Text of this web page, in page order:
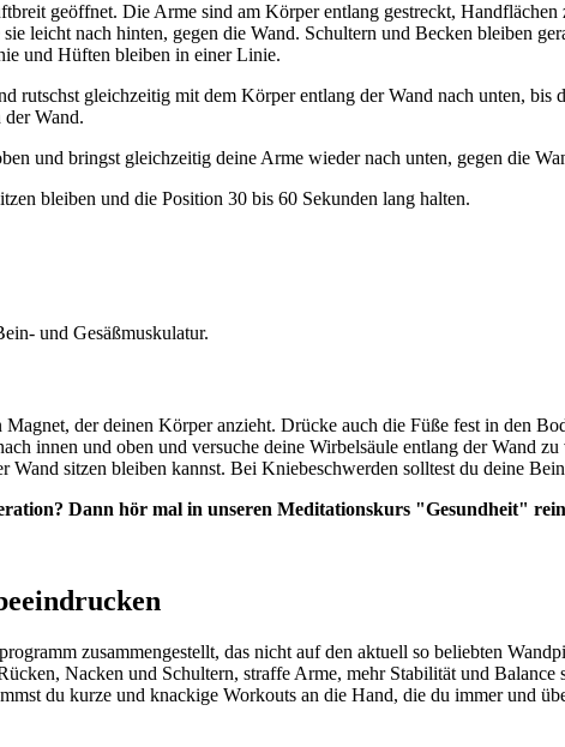
geöffnet. Die Arme sind am Körper entlang gestreckt,
leicht nach hinten, gegen die Wand. Schultern und Becken bleiben
und Hüften bleiben in einer Linie.
rutschst gleichzeitig mit dem Körper entlang der Wand nach unten,
Wand.
und bringst gleichzeitig deine Arme wieder nach unten, gegen die
bleiben und die Position 30 bis 60 Sekunden lang halten.
und Gesäßmuskulatur.
der deinen Körper anzieht. Drücke auch die Füße fest in den
innen und oben und versuche deine Wirbelsäule entlang der Wand
sitzen bleiben kannst. Bei Kniebeschwerden solltest du deine
Dann hör mal in unseren Meditationskurs "Gesundheit"
zusammengestellt, das nicht auf den aktuell so beliebten
Nacken und Schultern, straffe Arme, mehr Stabilität und
du kurze und knackige Workouts an die Hand, die du immer und